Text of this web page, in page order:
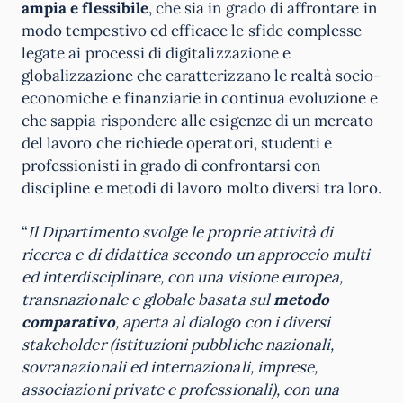
ampia e flessibile, che sia in grado di affrontare in
modo tempestivo ed efficace le sfide complesse
legate ai processi di digitalizzazione e
globalizzazione che caratterizzano le realtà socio-
economiche e finanziarie in continua evoluzione e
che sappia rispondere alle esigenze di un mercato
del lavoro che richiede operatori, studenti e
professionisti in grado di confrontarsi con
discipline e metodi di lavoro molto diversi tra loro.
“Il Dipartimento svolge le proprie attività di
ricerca e di didattica secondo un approccio multi
ed interdisciplinare, con una visione europea,
transnazionale e globale basata sulmetodo
comparativo, aperta al dialogo con i diversi
stakeholder (istituzioni pubbliche nazionali,
sovranazionali ed internazionali, imprese,
associazioni private e professionali), con una